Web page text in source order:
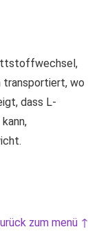
transportiert, wo
dass L-
zum menü ↑